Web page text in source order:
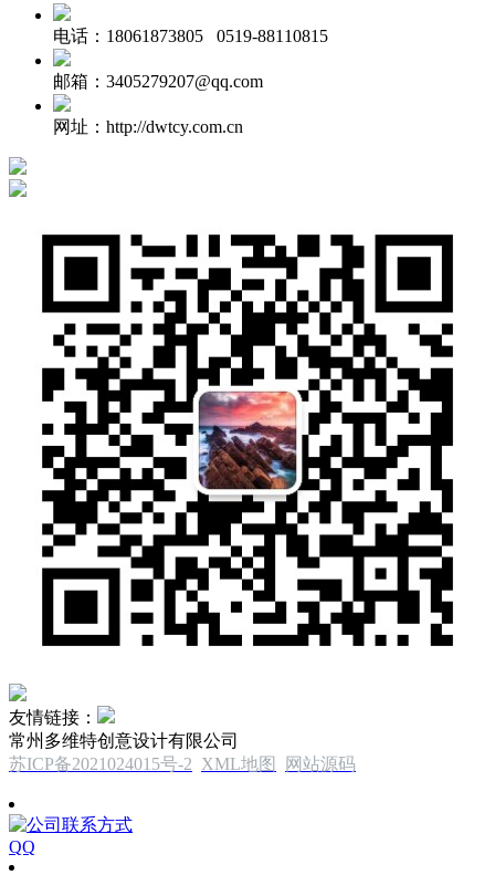
电话：18061873805 0519-88110815
邮箱：3405279207@qq.com
网址：http://dwtcy.com.cn
友情链接：
常州多维特创意设计有限公司
苏ICP备2021024015号-2 XML地图 网站源码
QQ